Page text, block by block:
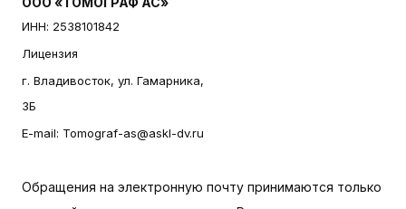
ИНН: 2538101842
Лицензия
г. Владивосток, ул. Гамарника,
3Б
E-mail: Tomograf-as@askl-dv.ru
Обращения на электронную почту принимаются только